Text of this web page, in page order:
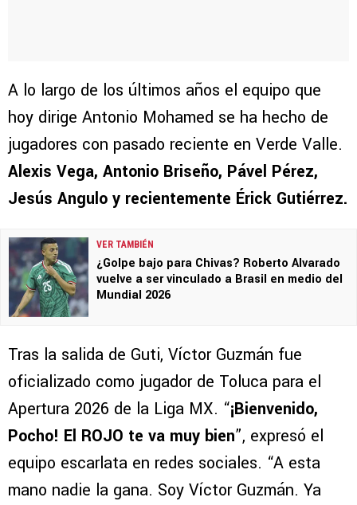
A lo largo de los últimos años el equipo que
hoy dirige Antonio Mohamed se ha hecho de
jugadores con pasado reciente en Verde Valle.
Alexis Vega, Antonio Briseño, Pável Pérez,
Jesús Angulo y recientemente Érick Gutiérrez.
VER TAMBIÉN
¿Golpe bajo para Chivas? Roberto Alvarado
vuelve a ser vinculado a Brasil en medio del
Mundial 2026
Tras la salida de Guti, Víctor Guzmán fue
oficializado como jugador de Toluca para el
Apertura 2026 de la Liga MX. “¡Bienvenido,
Pocho! El ROJO te va muy bien”, expresó el
equipo escarlata en redes sociales. “A esta
mano nadie la gana. Soy Víctor Guzmán. Ya